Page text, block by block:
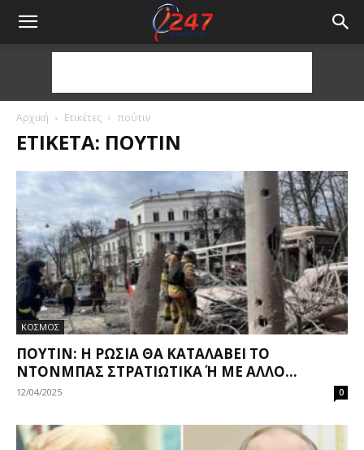
Αρχική Ετικέτες πούτιν
ΕΤΙΚΈΤΑ: ΠΟΎΤΙΝ
ΚΟΣΜΟΣ
ΠΟΎΤΙΝ: Η ΡΩΣΊΑ ΘΑ ΚΑΤΑΛΆΒΕΙ ΤΟ
ΝΤΟΝΜΠΆΣ ΣΤΡΑΤΙΩΤΙΚΆ Ή ΜΕ ΆΛΛΟ...
12/04/2025 0